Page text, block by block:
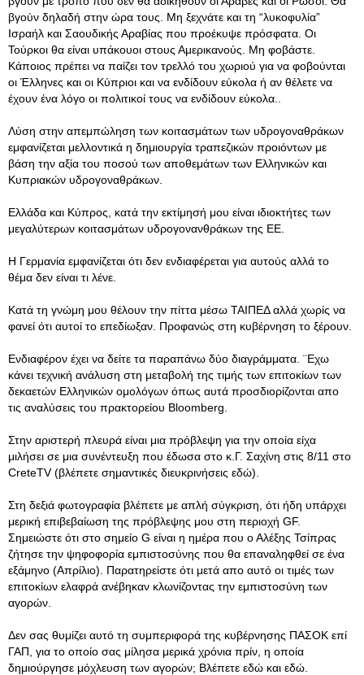
βγούν δηλαδή στην ώρα τους. Μη ξεχνάτε και τη “λυκοφυλία”
Ισραήλ και Σαουδικής Αραβίας που προέκυψε πρόσφατα. Οι
Τούρκοι θα είναι υπάκουοι στους Αμερικανούς. Μη φοβάστε.
Κάποιος πρέπει να παίζει τον τρελλό του χωριού για να φοβούνται
οι Έλληνες και οι Κύπριοι και να ενδίδουν εύκολα ή αν θέλετε να
έχουν ένα λόγο οι πολιτικοί τους να ενδίδουν εύκολα..
Λύση στην απεμπώληση των κοιτασμάτων των υδρογοναθράκων
εμφανίζεται μελλοντικά η δημιουργία τραπεζικών προιόντων με
βάση την αξία του ποσού των αποθεμάτων των Ελληνικών και
Κυπριακών υδρογοναθράκων.
Ελλάδα και Κύπρος, κατά την εκτίμησή μου είναι ιδιοκτήτες των
μεγαλύτερων κοιτασμάτων υδρογονανθράκων της ΕΕ.
Η Γερμανία εμφανίζεται ότι δεν ενδιαφέρεται για αυτούς αλλά το
θέμα δεν είναι τι λένε.
Κατά τη γνώμη μου θέλουν την πίττα μέσω ΤΑΙΠΕΔ αλλά χωρίς να
φανεί ότι αυτοί το επεδίωξαν. Προφανώς στη κυβέρνηση το ξέρουν.
Ενδιαφέρον έχει να δείτε τα παραπάνω δύο διαγράμματα. ¨Εχω
κάνει τεχνική ανάλυση στη μεταβολή της τιμής των επιτοκίων των
δεκαετών Ελληνικών ομολόγων όπως αυτά προσδιορίζονται απο
τις αναλύσεις του πρακτορείου Bloomberg.
Στην αριστερή πλευρά είναι μια πρόβλεψη για την οποία είχα
μιλήσει σε μια συνέντευξη που έδωσα στο κ.Γ. Σαχίνη στις 8/11 στο
CreteTV (βλέπετε σημαντικές διευκρινήσεις εδώ).
Στη δεξιά φωτογραφία βλέπετε με απλή σύγκριση, ότι ήδη υπάρχει
μερική επιβεβαίωση της πρόβλεψης μου στη περιοχή GF.
Σημειώστε ότι στο σημείο G είναι η ημέρα που ο Αλέξης Τσίπρας
ζήτησε την ψηφοφορία εμπιστοσύνης που θα επαναληφθεί σε ένα
εξάμηνο (Απρίλιο). Παρατηρείστε ότι μετά απο αυτό οι τιμές των
επιτοκίων ελαφρά ανέβηκαν κλωνίζοντας την εμπιστοσύνη των
αγορών.
Δεν σας θυμίζει αυτό τη συμπεριφορά της κυβέρνησης ΠΑΣΟΚ επί
ΓΑΠ, για το οποίο σας μίλησα μερικά χρόνια πρίν, η οποία
δημιούργησε μόχλευση των αγορών; Βλέπετε εδώ και εδώ.